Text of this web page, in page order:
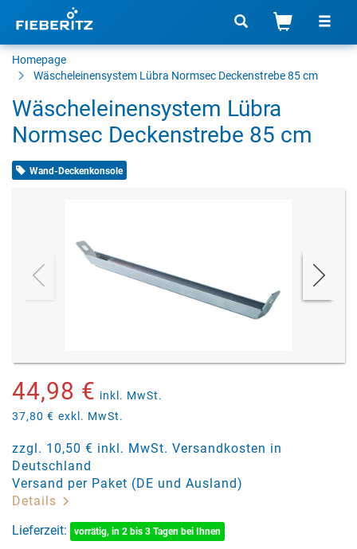
Homepage
Wäscheleinensystem Lübra Normsec Deckenstrebe 85 cm
Wäscheleinensystem Lübra
Normsec Deckenstrebe 85 cm
Wand-Deckenkonsole
44,98 € inkl. MwSt.
37,80 € exkl. MwSt.
zzgl. 10,50 € inkl. MwSt. Versandkosten in
Deutschland
Versand per Paket (DE und Ausland)
Details
Lieferzeit:
vorrätig, in 2 bis 3 Tagen bei Ihnen